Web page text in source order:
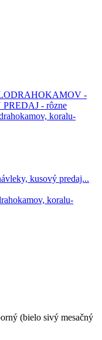
-
- rôzne
koralu-
kusový predaj...
koralu-
(bielo sivý mesačný